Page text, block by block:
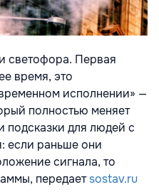
светофора. Первая
время, это
исполнении» —
полностью меняет
подсказки для людей с
если раньше они
сигнала, то
передаетsostav.ru